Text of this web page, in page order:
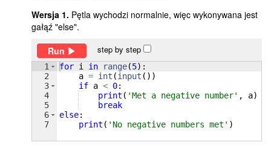
Wersja 1. Pętla wychodzi normalnie, więc wykonywana jest
gałąź "else".
Run
step by step
1
2
3
4
5
6
7
for i in range(5) :
a = int (input ( ))
if a < 0:
print ( 'Met a negative number' , a)
break
else:
print ( 'No negative numbers met' )